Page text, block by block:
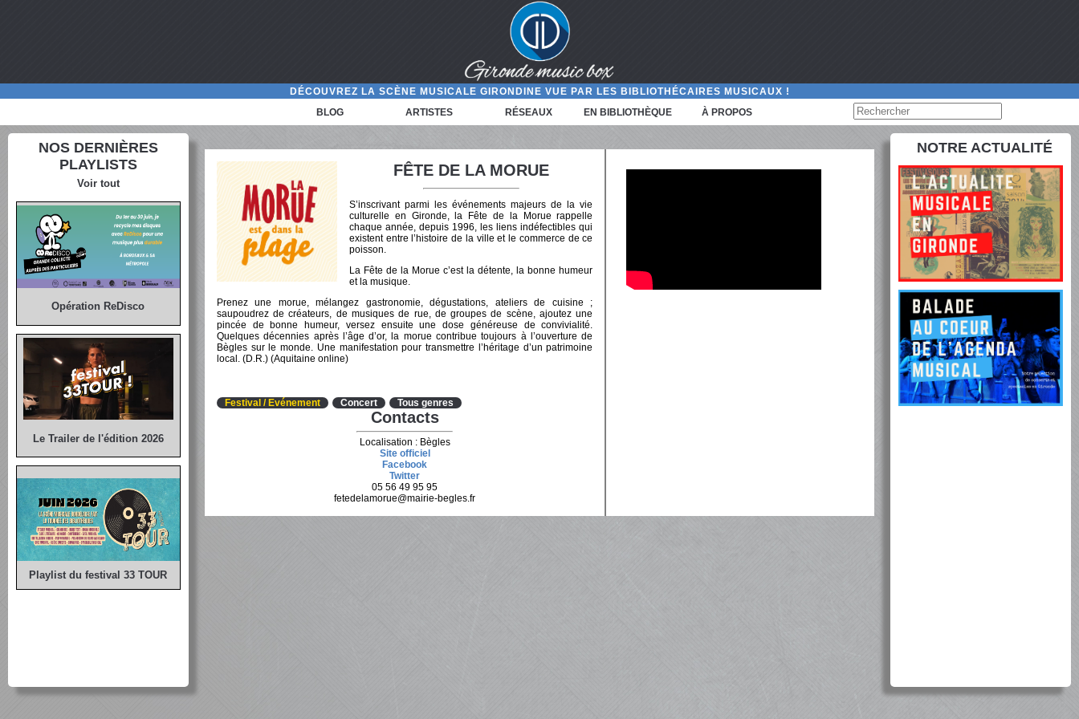
DÉCOUVREZ LA SCÈNE MUSICALE GIRONDINE VUE PAR LES BIBLIOTHÉCAIRES MUSICAUX !
BLOG
ARTISTES RÉSEAUX EN BIBLIOTHÈQUE À PROPOS
NOS DERNIÈRES
PLAYLISTS
Voir tout
Opération ReDisco
Le Trailer de l'édition 2026
Playlist du festival 33 TOUR
FÊTE DE LA MORUE
S’inscrivant parmi les événements majeurs de la vie
culturelle en Gironde, la Fête de la Morue rappelle
chaque année, depuis 1996, les liens indéfectibles qui
existent entre l’histoire de la ville et le commerce de ce
poisson.
La Fête de la Morue c’est la détente, la bonne humeur
et la musique.
Prenez une morue, mélangez gastronomie, dégustations, ateliers de cuisine ;
saupoudrez de créateurs, de musiques de rue, de groupes de scène, ajoutez une
pincée de bonne humeur, versez ensuite une dose généreuse de convivialité.
Quelques décennies après l’âge d’or, la morue contribue toujours à l’ouverture de
Bègles sur le monde. Une manifestation pour transmettre l’héritage d’un patrimoine
local. (D.R.) (Aquitaine online)
Festival / Evénement Concert Tous genres
Contacts
Localisation : Bègles
Site officiel
Facebook
Twitter
05 56 49 95 95
fetedelamorue@mairie-begles.fr
NOTRE ACTUALITÉ